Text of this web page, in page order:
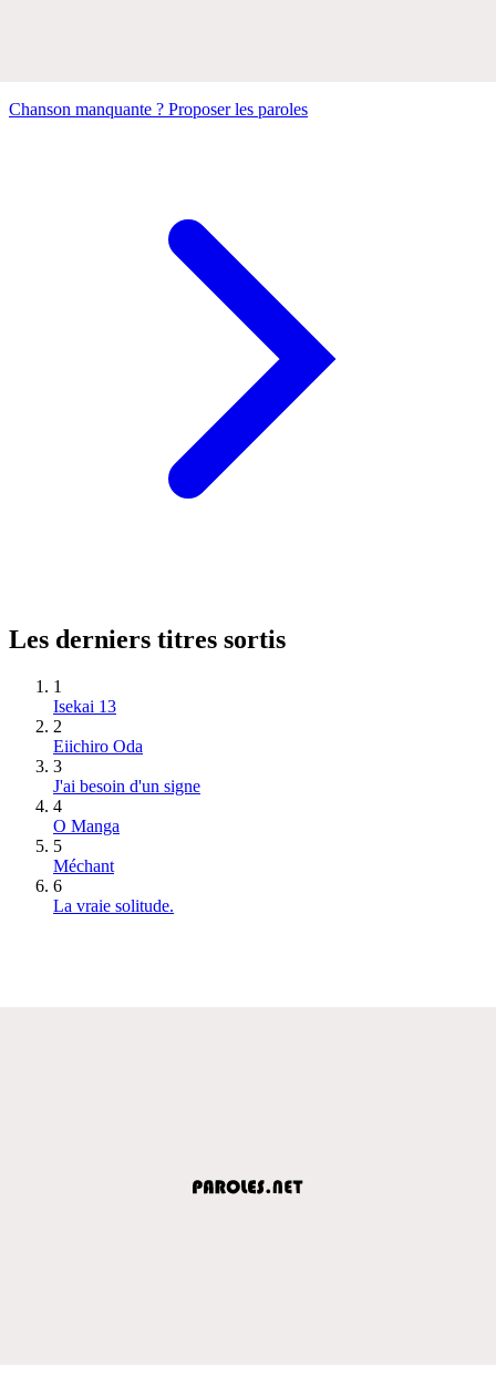
Chanson manquante ? Proposer les paroles
Les derniers titres sortis
1
Isekai 13
2
Eiichiro Oda
3
J'ai besoin d'un signe
4
O Manga
5
Méchant
6
La vraie solitude.